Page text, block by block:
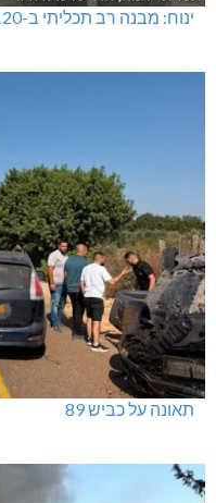
ינוח: מבנה רב תכליתי ב-120 מלש"ח
תאונה על כביש 89